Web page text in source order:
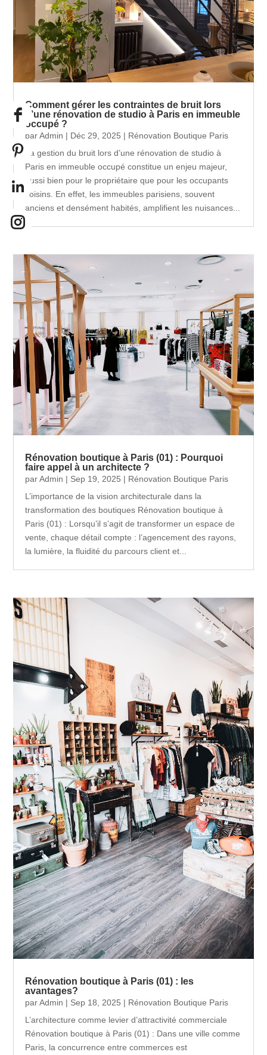
Comment gérer les contraintes de bruit lors
d’une rénovation de studio à Paris en immeuble
occupé ?
parAdmin | Déc 29, 2025 | Rénovation Boutique Paris
La gestion du bruit lors d’une rénovation de studio à
Paris en immeuble occupé constitue un enjeu majeur,
aussi bien pour le propriétaire que pour les occupants
voisins. En effet, les immeubles parisiens, souvent
anciens et densément habités, amplifient les nuisances...
Rénovation boutique à Paris (01) : Pourquoi
faire appel à un architecte ?
parAdmin | Sep 19, 2025 | Rénovation Boutique Paris
L’importance de la vision architecturale dans la
transformation des boutiques Rénovation boutique à
Paris (01) : Lorsqu’il s’agit de transformer un espace de
vente, chaque détail compte : l’agencement des rayons,
la lumière, la fluidité du parcours client et...
Rénovation boutique à Paris (01) : les
avantages?
parAdmin | Sep 18, 2025 | Rénovation Boutique Paris
L’architecture comme levier d’attractivité commerciale
Rénovation boutique à Paris (01) : Dans une ville comme
Paris, la concurrence entre commerces est